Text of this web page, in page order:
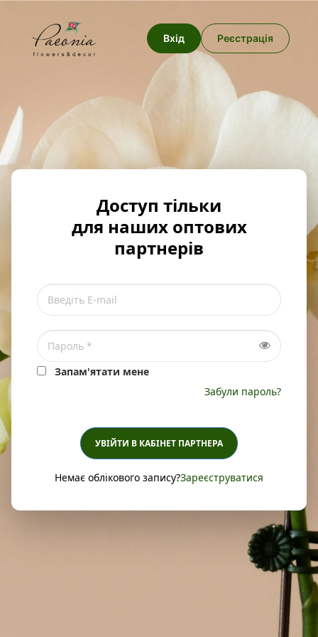
Вхід Реєстрація
Доступ тільки
для наших оптових
партнерів
Запам'ятати мене
Забули пароль?
УВІЙТИ В КАБІНЕТ ПАРТНЕРА
Немає облікового запису?Зареєструватися